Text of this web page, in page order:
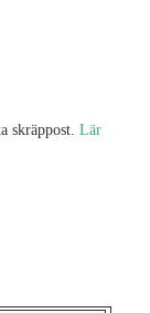
skräppost. Lär